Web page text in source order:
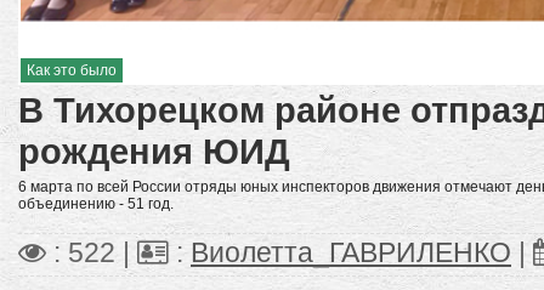
Как это было
В Тихорецком районе
рождения ЮИД
6 марта по всей России отряды юных инспекторов движения отмечают
объединению - 51 год.
: 522 | : Виолетта_ГАВРИЛЕНКО